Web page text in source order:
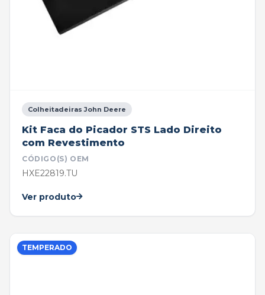
Colheitadeiras John Deere
Kit Faca do Picador STS Lado Direito
com Revestimento
CÓDIGO(S) OEM
HXE22819.TU
Ver produto
TEMPERADO